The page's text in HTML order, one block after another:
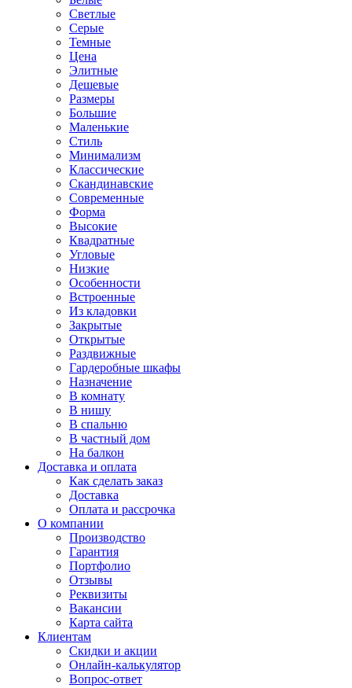
Светлые
Серые
Темные
Цена
Элитные
Дешевые
Размеры
Большие
Маленькие
Стиль
Минимализм
Классические
Скандинавские
Современные
Форма
Высокие
Квадратные
Угловые
Низкие
Особенности
Встроенные
Из кладовки
Закрытые
Открытые
Раздвижные
Гардеробные шкафы
Назначение
В комнату
В нишу
В спальню
В частный дом
На балкон
Доставка и оплата
Как сделать заказ
Доставка
Оплата и рассрочка
О компании
Производство
Гарантия
Портфолио
Отзывы
Реквизиты
Вакансии
Карта сайта
Клиентам
Скидки и акции
Онлайн-калькулятор
Вопрос-ответ